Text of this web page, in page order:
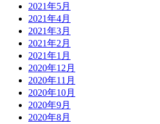
2021年5月
2021年4月
2021年3月
2021年2月
2021年1月
2020年12月
2020年11月
2020年10月
2020年9月
2020年8月